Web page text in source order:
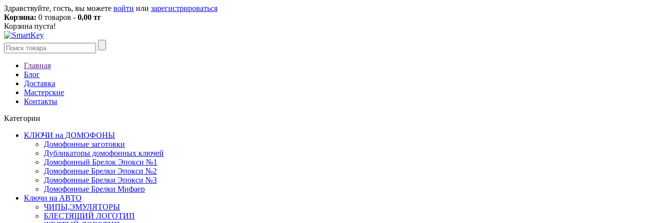
Здравствуйте, гость, вы можете войти или зарегистрироваться
Корзина: 0 товаров - 0,00 тг
Корзина пуста!
Главная
Блог
Доставка
Мастерские
Контакты
Категории
КЛЮЧИ на ДОМОФОНЫ
Домофонные заготовки
Дубликаторы домофонных ключей
Домофонный Брелок Эпокси №1
Домофонные Брелки Эпокси №2
Домофонные Брелки Эпокси №3
Домофонные Брелки Мифаер
Ключи на АВТО
ЧИПЫ,ЭМУЛЯТОРЫ
БЛЕСТЯШИЙ ЛОГОТИП